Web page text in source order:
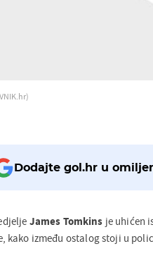
Dodajte gol.hr u
James Tomkins je uhićen
kako između ostalog stoji u